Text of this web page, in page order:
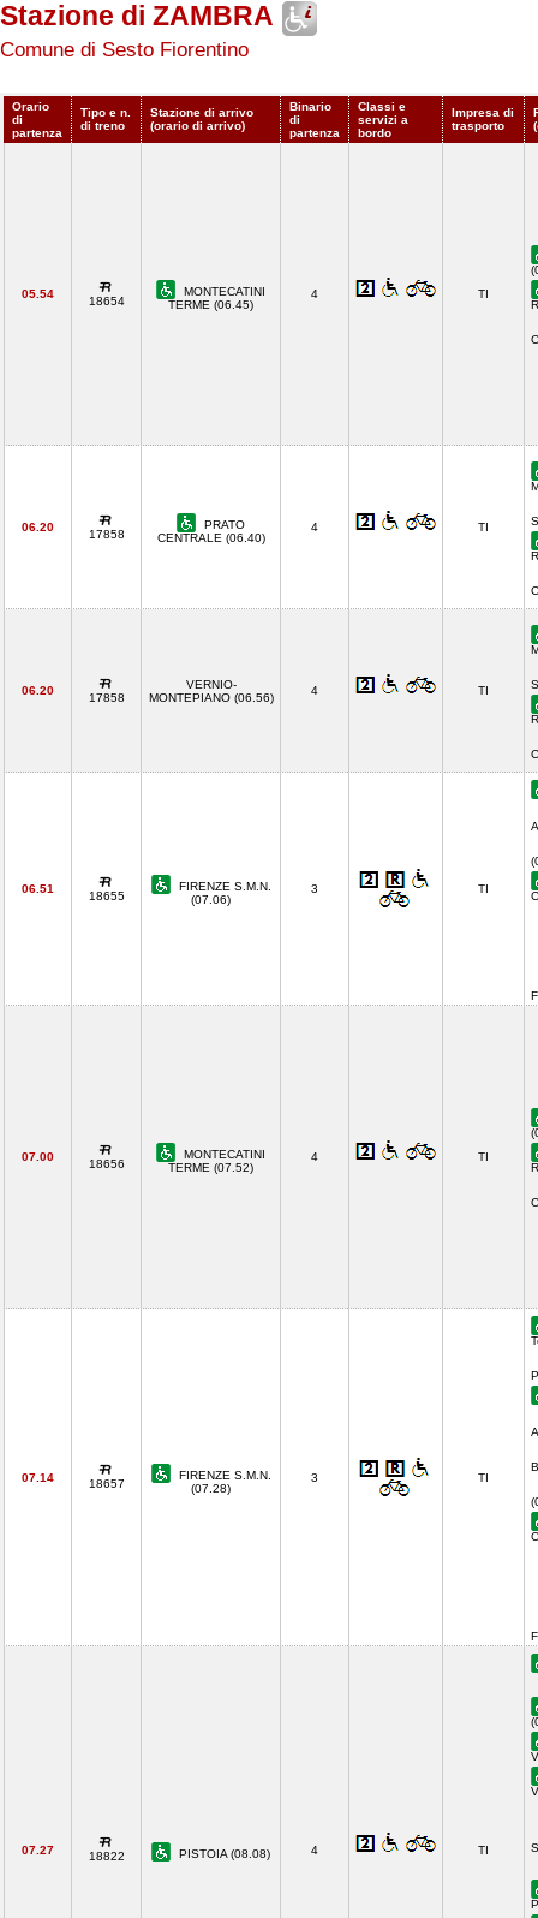
Stazione di ZAMBRA
Comune di Sesto Fiorentino
Orario
di
partenza
Tipo e n.
di treno
Stazione di arrivo
(orario di arrivo)
Binario
di
partenza
Classi e
servizi a
bordo
Impresa di
trasporto
05.54
18654
MONTECATINI
TERME (06.45)
4 TI
06.20
17858
PRATO
CENTRALE (06.40)
4 TI
06.20
17858
VERNIO-
MONTEPIANO (06.56)
4 TI
06.51
18655
FIRENZE S.M.N.
(07.06)
3 TI
07.00
18656
MONTECATINI
TERME (07.52)
4 TI
07.14 18657
FIRENZE S.M.N.
(07.28)
3 TI
07.27 18822 PISTOIA (08.08) 4 TI